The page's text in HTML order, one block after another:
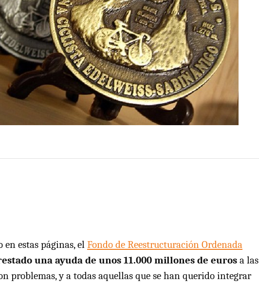
en estas páginas, el Fondo de Reestructuración Ordenada
una ayuda de unos 11.000 millones de euros a las
problemas, y a todas aquellas que se han querido integrar